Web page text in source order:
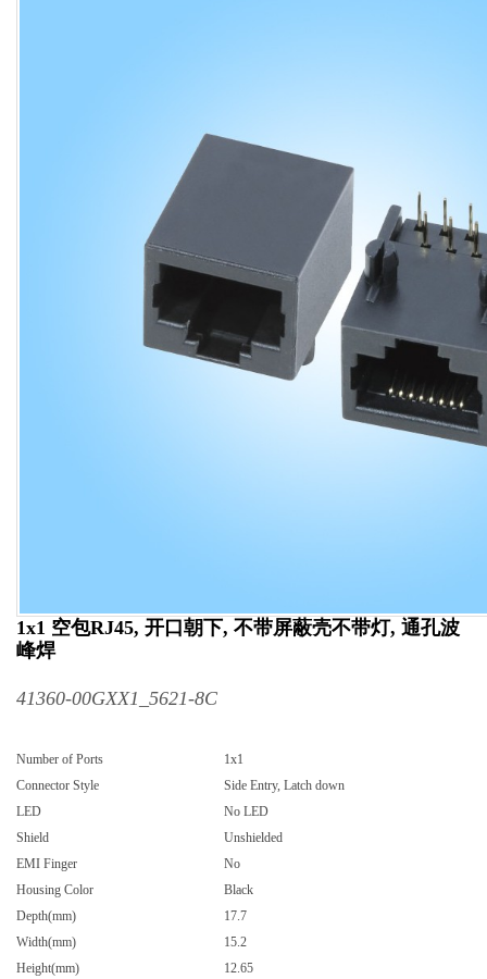
1x1 空包RJ45, 开口朝下, 不带屏蔽壳不带灯, 通孔波
峰焊
41360-00GXX1_5621-8C
Number of Ports
1x1
Connector Style
Side Entry, Latch down
LED
No LED
Shield
Unshielded
EMI Finger
No
Housing Color
Black
Depth(mm)
17.7
Width(mm)
15.2
Height(mm)
12.65